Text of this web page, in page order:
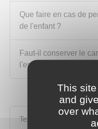
Que faire en cas de
de l'enfant ?
Faut-il conserver le
l'enfant devenu adulte ?
Textes de référence
This
and
over